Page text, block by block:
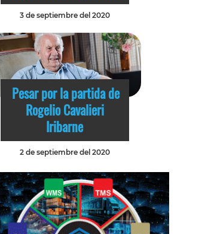
3 de septiembre del 2020
Pesar por la partida de
Rogelio Cavalieri
Iribarne
2 de septiembre del 2020